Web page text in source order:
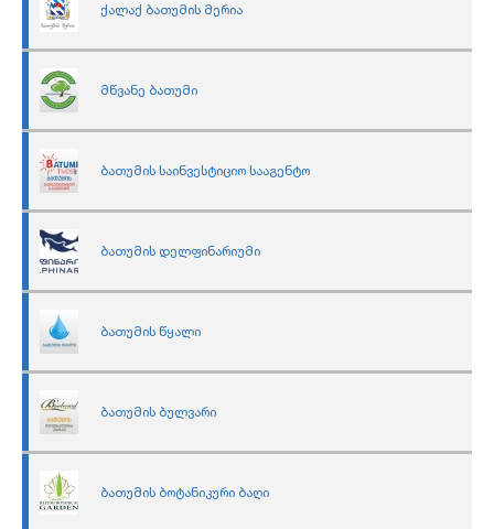
ქალაქ ბათუმის მერია
მწვანე ბათუმი
ბათუმის საინვესტიციო სააგენტო
ბათუმის დელფინარიუმი
ბათუმის წყალი
ბათუმის ბულვარი
ბათუმის ბოტანიკური ბაღი